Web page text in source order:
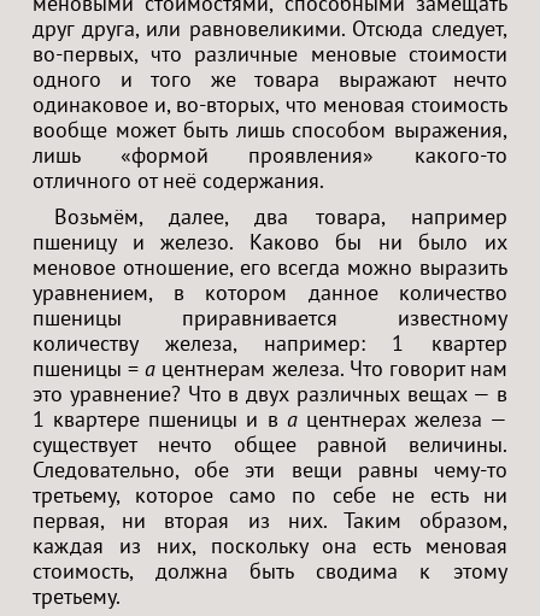
друг друга, или равновеликими. Отсюда следует,
во-первых, что различные меновые стоимости
одного и того же товара выражают нечто
одинаковое и, во-вторых, что меновая стоимость
вообще может быть лишь способом выражения,
лишь «формой проявления» какого-то
отличного от неё содержания.
Возьмём, далее, два товара, например
пшеницу и железо. Каково бы ни было их
меновое отношение, его всегда можно выразить
уравнением, в котором данное количество
пшеницы приравнивается известному
количеству железа, например: 1 квартер
пшеницы =a центнерам железа. Что говорит нам
это уравнение? Что в двух различных вещах — в
1 квартере пшеницы и в aцентнерах железа —
существует нечто общее равной величины.
Следовательно, обе эти вещи равны чему-то
третьему, которое само по себе не есть ни
первая, ни вторая из них. Таким образом,
каждая из них, поскольку она есть меновая
стоимость, должна быть сводима к этому
третьему.